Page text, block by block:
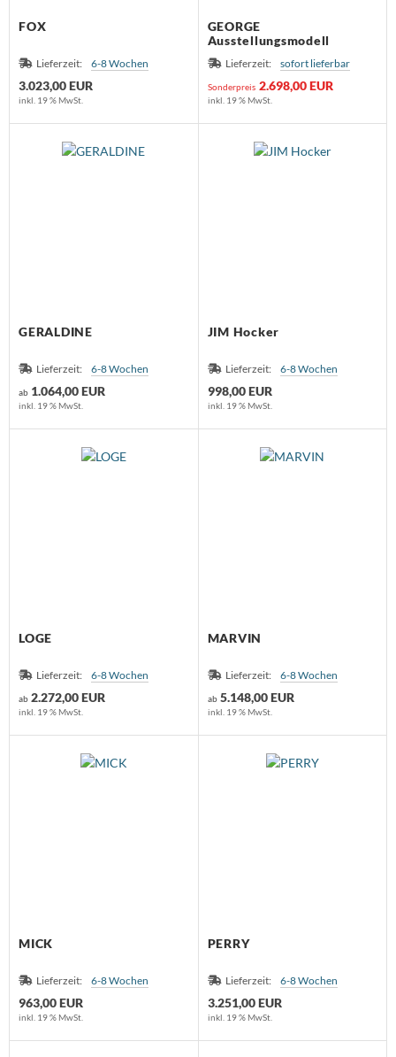
FOX
Lieferzeit: 6-8 Wochen
3.023,00 EUR
inkl. 19 % MwSt.
GEORGE
Ausstellungsmodell
Lieferzeit: sofort lieferbar
Sonderpreis 2.698,00 EUR
inkl. 19 % MwSt.
GERALDINE
Lieferzeit: 6-8 Wochen
ab 1.064,00 EUR
inkl. 19 % MwSt.
JIM Hocker
Lieferzeit: 6-8 Wochen
998,00 EUR
inkl. 19 % MwSt.
LOGE
Lieferzeit: 6-8 Wochen
ab 2.272,00 EUR
inkl. 19 % MwSt.
MARVIN
Lieferzeit: 6-8 Wochen
ab 5.148,00 EUR
inkl. 19 % MwSt.
MICK
Lieferzeit: 6-8 Wochen
963,00 EUR
inkl. 19 % MwSt.
PERRY
Lieferzeit: 6-8 Wochen
3.251,00 EUR
inkl. 19 % MwSt.